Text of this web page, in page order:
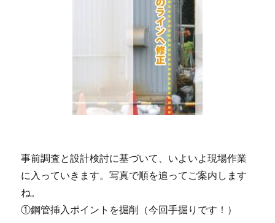
事前調査と設計検討に基づいて、いよいよ現場作業
に入っていきます。写真で順を追ってご案内します
ね。
①鋼管挿入ポイントを掘削（今回手掘りです！）